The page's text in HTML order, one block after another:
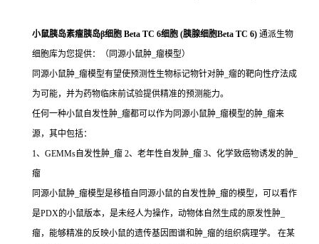
小鼠胰岛素瘤胰岛β细胞 Beta TC 6细胞 (胰腺细胞Beta TC 6) 通派生物
细胞库为您提供：（同源小鼠肿_瘤模型）
同源小鼠肿_瘤模型有望使预测性生物标记物针对肿_瘤的靶向性疗法成
为可能，并为药物临床前试验提供精准的预测能力。
任何一种小鼠自发性肿_瘤都可以作为同源小鼠肿_瘤模型的肿_瘤来
源，其中包括：
1、GEMMs自发性肿_瘤 2、老年性自发肿_瘤 3、化学致癌物诱发的肿_
瘤
同源小鼠肿_瘤模型是移植自同源小鼠的自发性肿_瘤的模型，可以看作
是PDX的小鼠版本，是未经人为操作，动物体自然生成的原发性肿_
瘤，能够精准的反映小鼠的遗传基因图谱和肿_瘤的组织病理学。 在某